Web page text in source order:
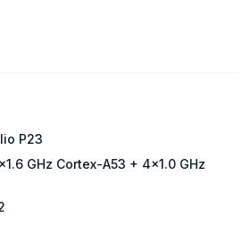
P23
GHz Cortex-A53 + 4x1.0 GHz